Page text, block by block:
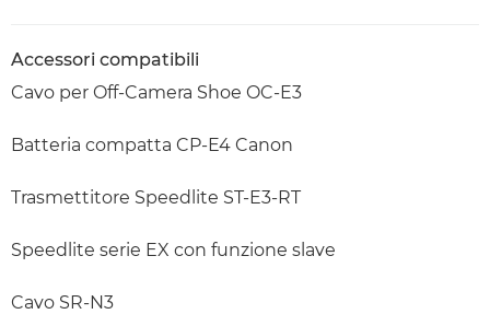
Accessori compatibili
Cavo per Off-Camera Shoe OC-E3
Batteria compatta CP-E4 Canon
Trasmettitore Speedlite ST-E3-RT
Speedlite serie EX con funzione slave
Cavo SR-N3